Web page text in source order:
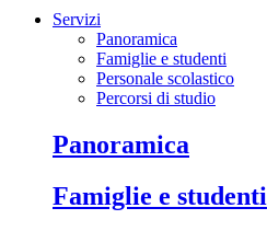
Servizi
Panoramica
Famiglie e studenti
Personale scolastico
Percorsi di studio
panoramica
famiglie e studenti